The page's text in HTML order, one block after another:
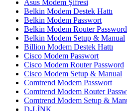
Asus Modem Şifresi
Belkin Modem Destek Hattı
Belkin Modem Passwort
Belkin Modem Router Password
Belkin Modem Setup & Manual
Billion Modem Destek Hattı
Cisco Modem Passwort
Cisco Modem Router Password
Cisco Modem Setup & Manual
Comtrend Modem Passwort
Comtrend Modem Router
Comtrend Modem Setup &
D-LİNK